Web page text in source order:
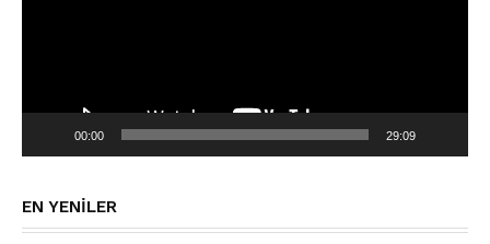
00:00 29:09
EN YENILER